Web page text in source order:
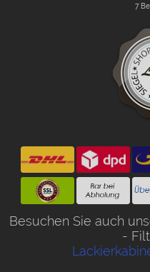
Besuchen Sie auch
-